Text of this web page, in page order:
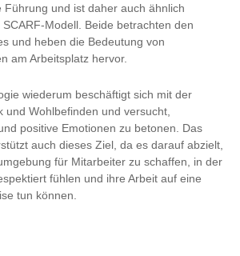
Führung und ist daher auch ähnlich
Modell. Beide betrachten den
und heben die Bedeutung von
am Arbeitsplatz hervor.
wiederum beschäftigt sich mit der
und Wohlbefinden und versucht,
positive Emotionen zu betonen. Das
auch dieses Ziel, da es darauf abzielt,
für Mitarbeiter zu schaffen, in der
fühlen und ihre Arbeit auf eine
tun können.